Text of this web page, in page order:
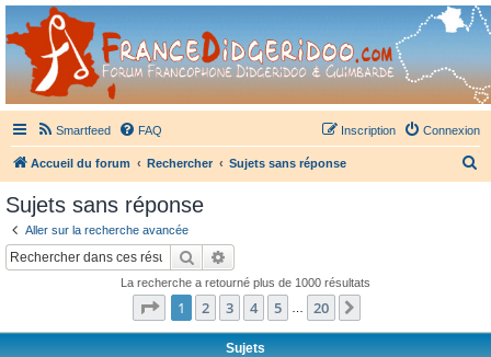
France Didgeridoo
Didgeridoo et Guimbarde sur France Didgeridoo - retrouvez la communauté.
Smartfeed FAQ Connexion
Inscription
Accueil du forum Rechercher Sujets sans réponse
Sujets sans réponse
Aller sur la recherche avancée
Rechercher
La recherche a retourné plus de 1000 résultats
Page 1sur20
1 2 3 4 5 20
Sujets